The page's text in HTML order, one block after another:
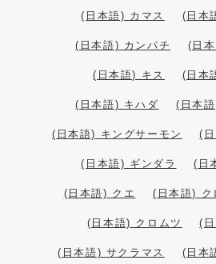
(日本語) カマス (日本
(日本語) カンパチ (日
(日本語) キス (日本
(日本語) キハダ (日本
(日本語) キングサーモン (
(日本語) ギンダラ (日
(日本語) クエ (日本語) ク
(日本語) クロムツ (
(日本語) サクラマス (日本